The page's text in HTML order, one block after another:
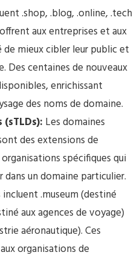
.shop, .blog, .online, .tech
aux entreprises et aux
mieux cibler leur public et
Des centaines de nouveaux
enrichissant
des noms de domaine.
Les domaines
des extensions de
spécifiques qui
un domaine particulier.
.museum (destiné
aux agences de voyage)
aéronautique). Ces
organisations de